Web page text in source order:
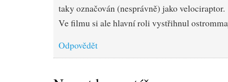
taky označován (nesprávně) jako velociraptor.
Ve filmu si ale hlavní roli vystřihnul
Odpovědět